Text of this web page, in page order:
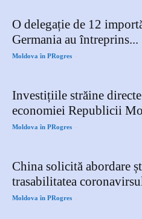
O delegație de 12
Germania au întreprins...
Moldova în PRogres -
Investițiile străine
economiei Republicii
Moldova în PRogres -
China solicită abordare
trasabilitatea
Moldova în PRogres -